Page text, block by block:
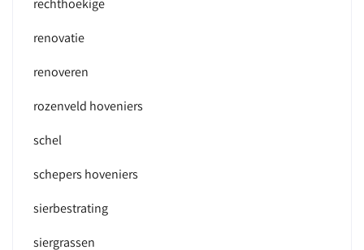
rechthoekige
renovatie
renoveren
rozenveld hoveniers
schel
schepers hoveniers
sierbestrating
siergrassen